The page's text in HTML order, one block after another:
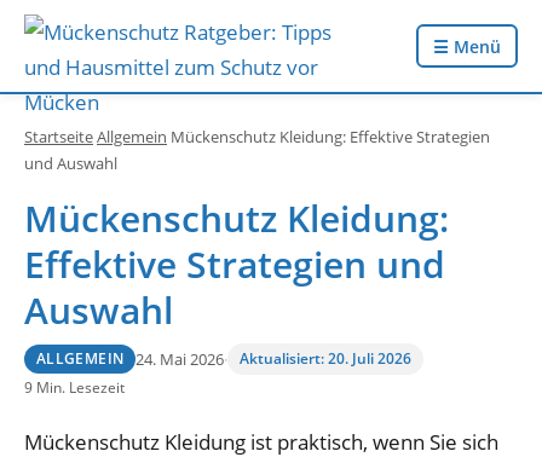
☰ Menü
StartseiteAllgemein Mückenschutz Kleidung: Effektive Strategien
und Auswahl
Mückenschutz Kleidung:
Effektive Strategien und
Auswahl
ALLGEMEIN 24. Mai 2026·
Aktualisiert: 20. Juli 2026
9 Min. Lesezeit
Mückenschutz Kleidung ist praktisch, wenn Sie sich